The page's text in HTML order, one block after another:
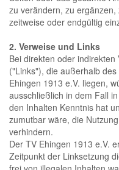
zu verändern, zu
zeitweise oder endgültig
2. Verweise und Links
Bei direkten oder
("Links"), die außerhalb
Ehingen 1913 e.V. liegen,
ausschließlich in dem Fall
den Inhalten Kenntnis hat
zumutbar wäre, die
verhindern.
Der TV Ehingen 1913 e.V.
Zeitpunkt der Linksetzung